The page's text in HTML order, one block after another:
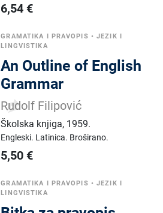
6,54 €
GRAMATIKA I PRAVOPIS •JEZIK I
LINGVISTIKA
An Outline of English
Grammar
Rudolf Filipović
Školska knjiga, 1959.
Engleski. Latinica. Broširano.
5,50 €
GRAMATIKA I PRAVOPIS •JEZIK I
LINGVISTIKA